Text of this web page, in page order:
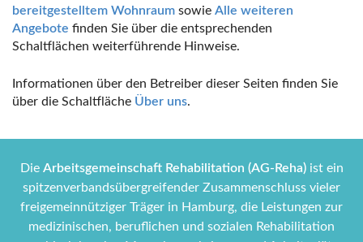
bereitgestelltem Wohnraum sowie Alle weiteren
Angebote finden Sie über die entsprechenden
Schaltflächen weiterführende Hinweise.
Informationen über den Betreiber dieser Seiten finden Sie
über die Schaltfläche Über uns.
Die Arbeitsgemeinschaft Rehabilitation (AG-Reha)ist ein
spitzenverbandsübergreifender Zusammenschluss vieler
freigemeinnütziger Träger in Hamburg, die Leistungen zur
medizinischen, beruflichen und sozialen Rehabilitation